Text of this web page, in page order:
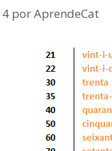
porAprendeCat